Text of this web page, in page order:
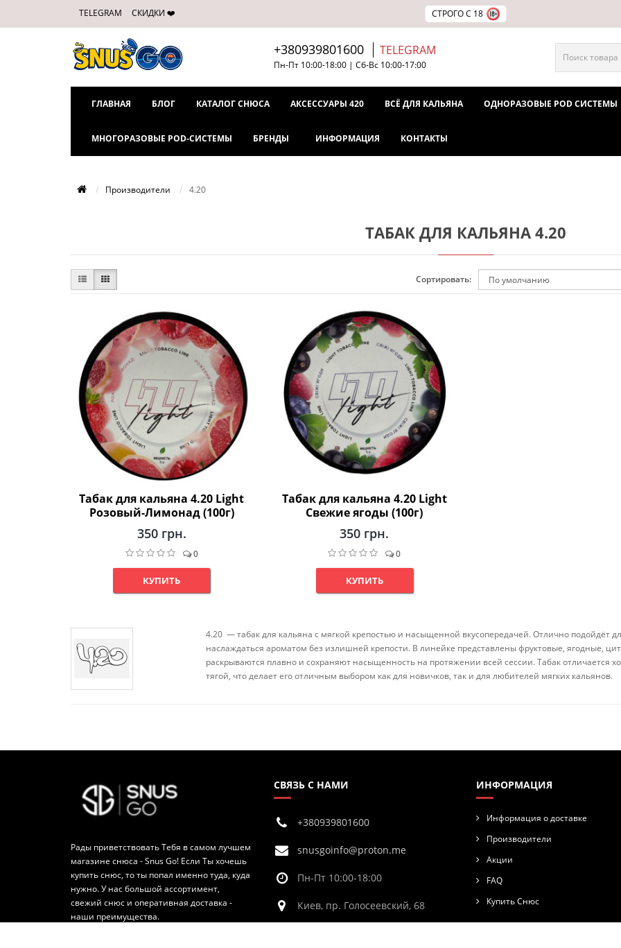
TELEGRAM СКИДКИ ❤️ СТРОГО С 18
+380939801600 TELEGRAM
Пн-Пт 10:00-18:00 | Сб-Вс 10:00-17:00
ГЛАВНАЯ БЛОГ КАТАЛОГ СНЮСА АКСЕССУАРЫ 420 ВСЁ ДЛЯ КАЛЬЯНА ОДНОРАЗОВЫЕ POD СИСТЕМЫ
МНОГОРАЗОВЫЕ POD-СИСТЕМЫ БРЕНДЫ ИНФОРМАЦИЯ КОНТАКТЫ
Производители 4.20
ТАБАК ДЛЯ КАЛЬЯНА 4.20
Сортировать:
Табак для кальяна 4.20 Light
Розовый-Лимонад (100г)
350 грн.
0
КУПИТЬ
Табак для кальяна 4.20 Light
Свежие ягоды (100г)
350 грн.
0
КУПИТЬ
4.20 — табак для кальяна с мягкой крепостью и насыщенной вкусопередачей. Отлично подойдёт
наслаждаться ароматом без излишней крепости. В линейке представлены фруктовые, ягодные,
раскрываются плавно и сохраняют насыщенность на протяжении всей сессии. Табак
тягой, что делает его отличным выбором как для новичков, так и для любителей мягких кальянов.
Рады приветствовать Тебя в самом лучшем
магазине снюса - Snus Go! Если Ты хочешь
купить снюс, то ты попал именно туда, куда
нужно. У нас большой ассортимент,
свежий снюс и оперативная доставка -
наши преимущества.
СВЯЗЬ С НАМИ
+380939801600
snusgoinfo@proton.me
Пн-Пт 10:00-18:00
Киев, пр. Голосеевский, 68
ИНФОРМАЦИЯ
Информация о доставке
Производители
Акции
FAQ
Купить Снюс